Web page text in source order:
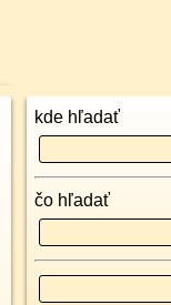
kde hľadať
čo hľadať